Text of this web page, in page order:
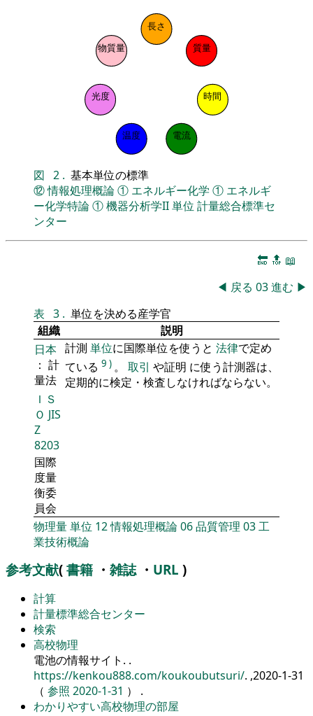
長さ
質量
時間
電流
温度
光度
物質量
図 2 . 基本単位の標準
⑫情報処理概論① エネルギー化学 ① エネルギ
ー化学特論①機器分析学II単位 計量総合標準セ
ンター
🔚 🔝 📖
◀ 戻る 03進む ▶
表 3 . 単位を決める産学官
組織
説明
日本
： 計
量法
計測 単位に国際単位を使うと 法律で定め
ている 9 ) 。 取引 や証明 に使う計測器は、
定期的に検定・検査しなければならない。
ＩＳ
Ｏ JIS
Z
8203
国際
度量
衡委
員会
物理量単位 12情報処理概論06品質管理 03工
業技術概論
参考文献( 書籍 ・ 雑誌・ URL )
計算
計量標準総合センター
検索
高校物理
電池の情報サイト. .
https://kenkou888.com/koukoubutsuri/. ,2020-1-31
（ 参照 2020-1-31 ） .
わかりやすい高校物理の部屋